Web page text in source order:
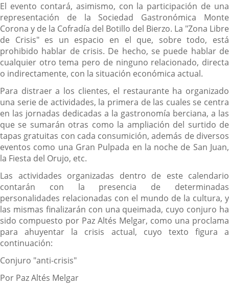
El evento contará, asimismo, con la participación de una
representación de la Sociedad Gastronómica Monte
Corona y de la Cofradía del Botillo del Bierzo. La "Zona Libre
de Crisis" es un espacio en el que, sobre todo, está
prohibido hablar de crisis. De hecho, se puede hablar de
cualquier otro tema pero de ninguno relacionado, directa
o indirectamente, con la situación económica actual.
Para distraer a los clientes, el restaurante ha organizado
una serie de actividades, la primera de las cuales se centra
en las jornadas dedicadas a la gastronomía berciana, a las
que se sumarán otras como la ampliación del surtido de
tapas gratuitas con cada consumición, además de diversos
eventos como una Gran Pulpada en la noche de San Juan,
la Fiesta del Orujo, etc.
Las actividades organizadas dentro de este calendario
contarán con la presencia de determinadas
personalidades relacionadas con el mundo de la cultura, y
las mismas finalizarán con una queimada, cuyo conjuro ha
sido compuesto por Paz Altés Melgar, como una proclama
para ahuyentar la crisis actual, cuyo texto figura a
continuación:
Conjuro "anti-crisis"
Por Paz Altés Melgar